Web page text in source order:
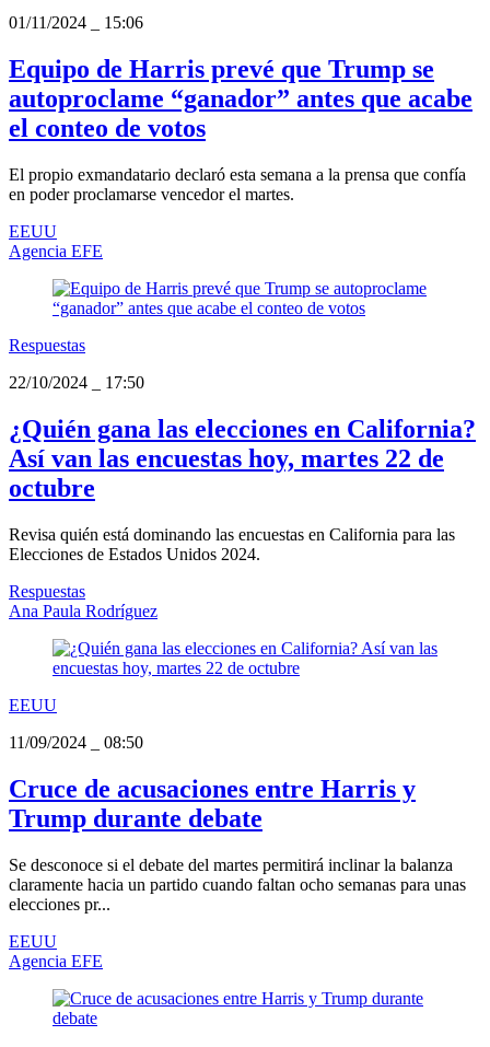
01/11/2024 15:06
Equipo de Harris prevé que Trump se
autoproclame “ganador” antes que acabe
el conteo de votos
El propio exmandatario declaró esta semana a la prensa que confía
en poder proclamarse vencedor el martes.
EEUU
Agencia EFE
Respuestas
22/10/2024
17:50
¿Quién gana las elecciones en California?
Así van las encuestas hoy, martes 22 de
octubre
Revisa quién está dominando las encuestas en California para las
Elecciones de Estados Unidos 2024.
Respuestas
Ana Paula Rodríguez
EEUU
11/09/2024
08:50
Cruce de acusaciones entre Harris y
Trump durante debate
Se desconoce si el debate del martes permitirá inclinar la balanza
claramente hacia un partido cuando faltan ocho semanas para unas
elecciones pr...
EEUU
Agencia EFE